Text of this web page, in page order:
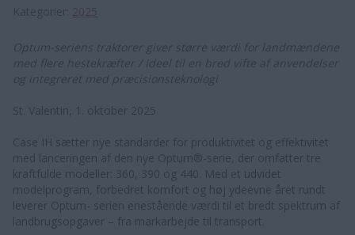
Optum-seriens traktorer giver større værdi for landmændene
med flere hestekræfter / Ideel til en bred vifte af anvendelser
og integreret med præcisionsteknologi
St. Valentin, 1. oktober 2025
Case IH sætter nye standarder for produktivitet og effektivitet
med lanceringen af den nye Optum®-serie, der omfatter tre
kraftfulde modeller: 360, 390 og 440. Med et udvidet
modelprogram, forbedret komfort og høj ydeevne året rundt
leverer Optum- serien enestående værdi til et bredt spektrum af
landbrugsopgaver – fra markarbejde til transport.